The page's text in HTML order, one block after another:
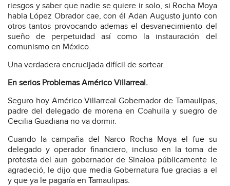
riesgos y saber que nadie se quiere ir solo, si Rocha Moya
habla López Obrador cae, con él Adan Augusto junto con
otros tantos provocando ademas el desvanecimiento del
sueño de perpetuidad así como la instauración del
comunismo en México.
Una verdadera encrucijada difícil de sortear.
En serios Problemas Américo Villarreal.
Seguro hoy Américo Villarreal Gobernador de Tamaulipas,
padre del delegado de morena en Coahuila y suegro de
Cecilia Guadiana no va dormir.
Cuando la campaña del Narco Rocha Moya el fue su
delegado y operador financiero, incluso en la toma de
protesta del aun gobernador de Sinaloa públicamente le
agradeció, le dijo que media Gobernatura fue gracias a el
y que ya le pagaría en Tamaulipas.